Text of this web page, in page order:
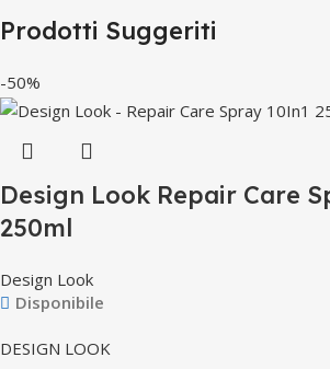
Prodotti Suggeriti
-50%
Design Look Repair Care
250ml
Design Look
Disponibile
DESIGN LOOK